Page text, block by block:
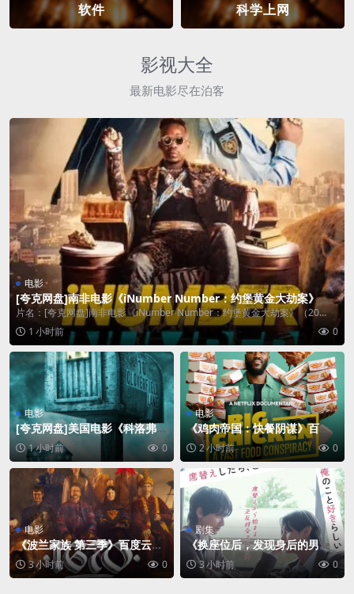
软件 科学上网
影视大全
最新电影尽在泊客
电影
[夸克网盘]南非电影《iNumber Number：约堡黄金大劫案》（2
023）动作 / 犯罪 / 冒险 豆瓣5.8
片名：[夸克网盘]南非电影《iNumber Number：约堡黄金大劫案》（20...
1 小时前
0
电影
[夸克网盘]美国电影《科洛弗道
10号》（2016）科幻 / 悬
疑 / 惊悚 豆瓣6.9
1 小时前 0
电影
《鸡肉帝国：快餐阴谋》百度
云网盘夸克下载.阿里云盘.中
字.(2026)
2 小时前 0
电影
《波兰家族 第三季》百度云网
盘夸克下载.阿里云盘.中字.(20
26)3 小时前 0
剧集
《换座位后，发现身后的男生
好像喜欢我》百度云网盘夸克
下载.阿里云盘.中字.(2026)
3 小时前 0